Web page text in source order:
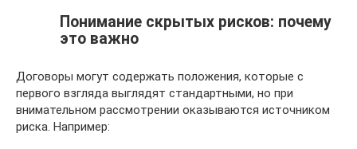
Понимание скрытых рисков: почему
это важно
Договоры могут содержать положения, которые с
первого взгляда выглядят стандартными, но при
внимательном рассмотрении оказываются источником
риска. Например: